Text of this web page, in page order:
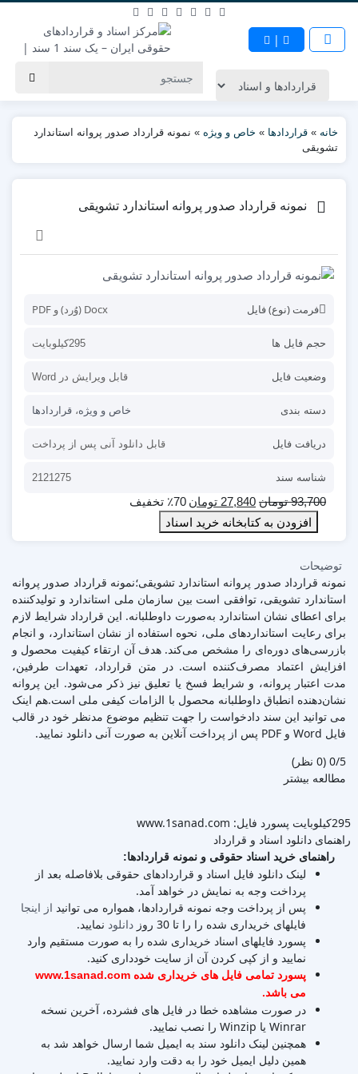
|
خانه » قراردادها » خاص و ویژه » نمونه قرارداد صدور پروانه استاندارد
تشویقی
نمونه قرارداد صدور پروانه استاندارد تشویقی
فرمت (نوع) فایل Docx (وُرد) و PDF
حجم فایل ها 295کیلوبایت
وضعیت فایل قابل ویرایش در Word
دسته بندی خاص و ویژه، قراردادها
دریافت فایل قابل دانلود آنی پس از پرداخت
شناسه سند 2121275
93,700 تومان 27,840 تومان ٪70 تخفیف
افزودن به کتابخانه خرید اسناد
توضیحات
نمونه قرارداد صدور پروانه استاندارد تشویقی؛نمونه قرارداد صدور پروانه
استاندارد تشویقی، توافقی است بین سازمان ملی استاندارد و تولیدکننده
برای اعطای نشان استاندارد به‌صورت داوطلبانه. این قرارداد شرایط لازم
برای رعایت استانداردهای ملی، نحوه استفاده از نشان استاندارد، و انجام
بازرسی‌های دوره‌ای را مشخص می‌کند. هدف آن ارتقاء کیفیت محصول و
افزایش اعتماد مصرف‌کننده است. در متن قرارداد، تعهدات طرفین،
مدت اعتبار پروانه، و شرایط فسخ یا تعلیق نیز ذکر می‌شود. این پروانه
نشان‌دهنده انطباق داوطلبانه محصول با الزامات کیفی ملی است.هم اینک
می توانید این سند دادخواست را جهت تنظیم موضوع مدنظر خود در قالب
فایل Word و PDF پس از پرداخت آنلاین به صورت آنی دانلود نمایید.
‫0/5 ‫(0 نظر)
مطالعه بیشتر
295کیلوبایت
پسورد فایل: www.1sanad.com
راهنمای دانلود اسناد و قرارداد
راهنمای خرید اسناد حقوقی و نمونه قراردادها:
لینک دانلود فایل اسناد و قراردادهای حقوقی بلافاصله بعد از
پرداخت وجه به نمایش در خواهد آمد.
پس از پرداخت وجه نمونه قراردادها، همواره می توانید از اینجا
فایلهای خریداری شده را را تا 30 روز
دانلود نمایید.
پسورد فایلهای اسناد خریداری شده را به صورت مستقیم وارد
نمایید و از کپی کردن آن از سایت خودداری کنید.
پسورد تمامی فایل های خریداری شده www.1sanad.com
می باشد.
در صورت مشاهده خطا در فایل های فشرده، آخرین نسخه
Winrar یا Winzip را نصب نمایید.
همچنین لینک دانلود سند به ایمیل شما ارسال خواهد شد به
همین دلیل ایمیل خود را به دقت وارد نمایید.